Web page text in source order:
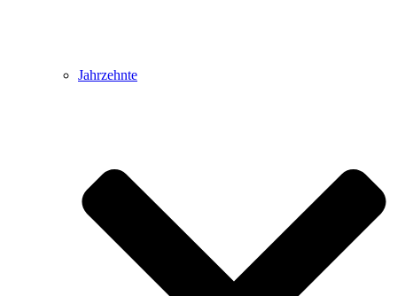
Jahrzehnte